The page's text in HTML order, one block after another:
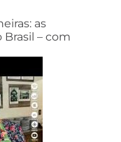
as
– com